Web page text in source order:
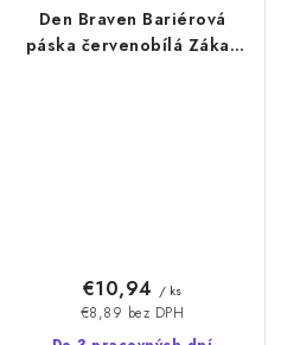
Den Braven Bariérová
páska červenobílá Zákaz
€8,89 bez DPH
€10,94 / ks